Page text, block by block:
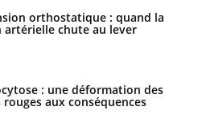
orthostatique : quand la
artérielle chute au lever
: une déformation des
aux conséquences